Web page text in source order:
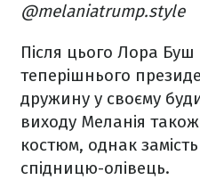
@melaniatrump.style
Після цього Лора
теперішнього
дружину у своєму
виходу Меланія
костюм, однак
спідницю-олівець.